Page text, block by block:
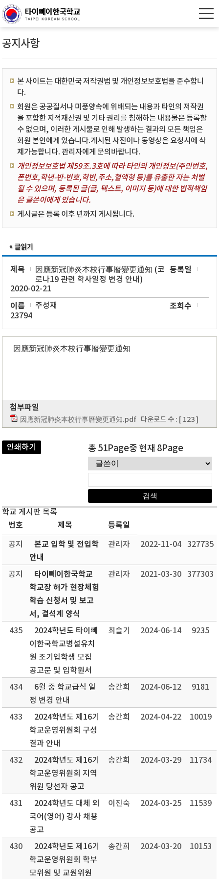
공지사항
본 사이트는 대한민국 저작권법 및 개인정보보호법을 준수합니
다.
회원은 공공질서나 미풍양속에 위배되는 내용과 타인의 저작권
을 포함한 지적재산권 및 기타 권리를 침해하는 내용물은 등록할
수 없으며, 이러한 게시물로 인해 발생하는 결과의 모든 책임은
회원 본인에게 있습니다.게시된 사진이나 동영상은 요청시에 삭
제가능합니다. 관리자에게 문의바랍니다.
개인정보보호법 제59조.3호에 따라 타인의 개인정보(주민번호,
폰번호,학년-반-번호,학번,주소,혈액형 등)를 유출한 자는 처벌
될 수 있으며, 등록된 글(글, 텍스트, 이미지 등)에 대한 법적책임
은 글쓴이에게 있습니다.
게시글은 등록 이후 년까지 게시됩니다.
제목
因應新冠肺炎本校行事曆變更通知 (코
로나19 관련 학사일정 변경 안내)
등록일
2020-02-21
이름 주성재 조회수
23794
因應新冠肺炎本校行事曆變更通知
첨부파일
因應新冠肺炎本校行事曆變更通知.pdf 다운로드 수 : [ 123 ]
인쇄하기 총 51Page중 현재 8Page
학교 게시판 목록
번호 제목 등록일
공지
본교 입학 및 전입학
안내
관리자 2022-11-04 327735
공지
타이뻬이한국학교
학교장 허가 현장체험
학습 신청서 및 보고
서, 결석계 양식
관리자 2021-03-30 377303
435
2024학년도 타이뻬
이한국학교병설유치
원 조기입학생 모집
공고문 및 입학원서
최슬기 2024-06-14 9235
434
6월 중 학교급식 일
정 변경 안내
송간희 2024-06-12 9181
433
2024학년도 제16기
학교운영위원회 구성
결과 안내
송간희 2024-04-22 10019
432
2024학년도 제16기
학교운영위원회 지역
위원 당선자 공고
송간희 2024-03-29 11734
431
2024학년도 대체 외
국어(영어) 강사 채용
공고
이진숙 2024-03-25 11539
430
2024학년도 제16기
학교운영위원회 학부
모위원 및 교원위원
송간희 2024-03-20 10153